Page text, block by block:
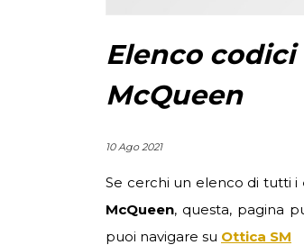
Elenco codici
McQueen
10 Ago 2021
Se cerchi un elenco di tutti i
McQueen, questa, pagina
puoi navigare su Ottica SM